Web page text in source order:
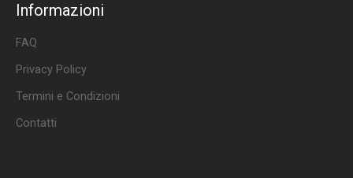
Informazioni
FAQ
Privacy Policy
Termini e Condizioni
Contatti